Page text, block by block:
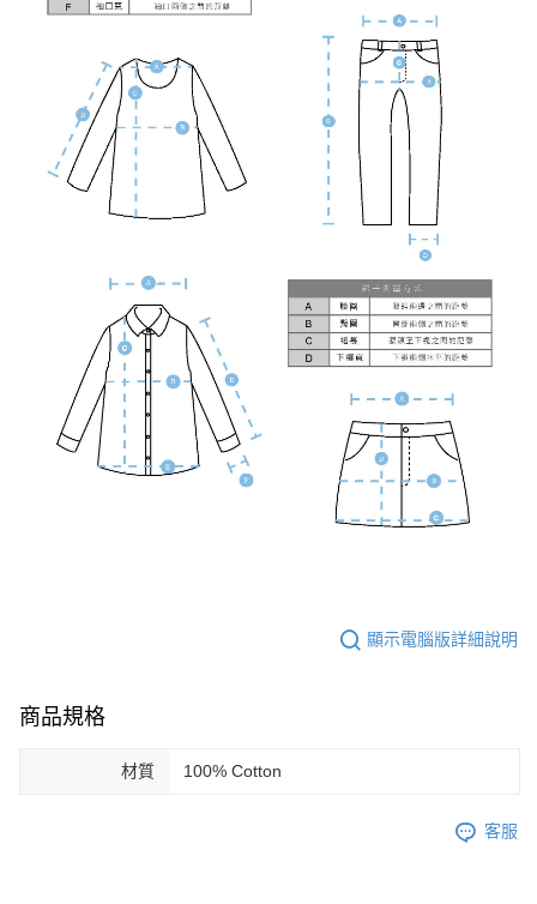
顯示電腦版詳細說明
商品規格
材質 100% Cotton
客服